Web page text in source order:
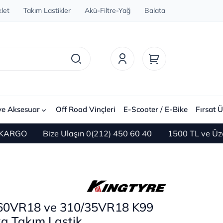
Takım Lastikler Akü-Filtre-Yağ Balata
Aksesuar Off Road Vinçleri E-Scooter / E-Bike Fırsat
Bize Ulaşın 0(212) 450 60 40 1500 TL ve Üzeri
ve 310/35VR18 K99